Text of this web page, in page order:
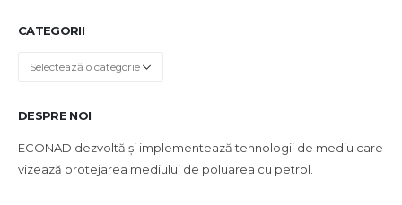
CATEGORII
Categorii
DESPRE NOI
ECONAD dezvoltă și implementează tehnologii de mediu care
vizează protejarea mediului de poluarea cu petrol.